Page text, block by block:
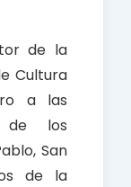
de la
Cultura
a las
de los
San
de la